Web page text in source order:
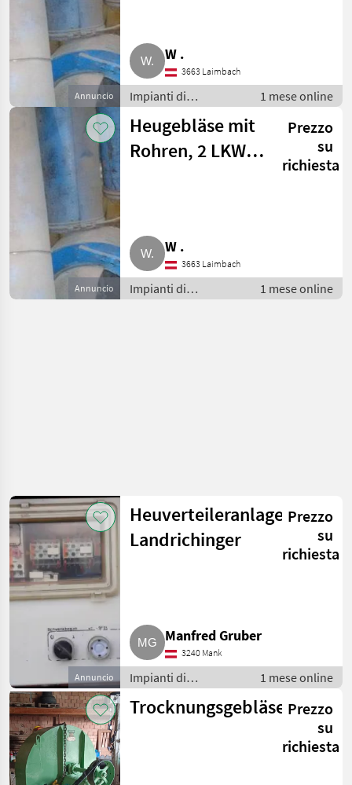
Annuncio
W .
3663 Laimbach
Impianti di
movimentazione e
trasporto / Soffiatori
1 mese online
Annuncio
Heugebläse mit
Rohren, 2 LKW-
Prezzo
su
richiesta
W .
3663 Laimbach
Impianti di
movimentazione e
1 mese online
Annuncio
Heuverteileranlage
Landrichinger
Prezzo
su
richiesta
Manfred Gruber
3240 Mank
Impianti di
movimentazione e
trasporto / Soffiatori
1 mese online
Trocknungsgebläse Prezzo
su
richiesta